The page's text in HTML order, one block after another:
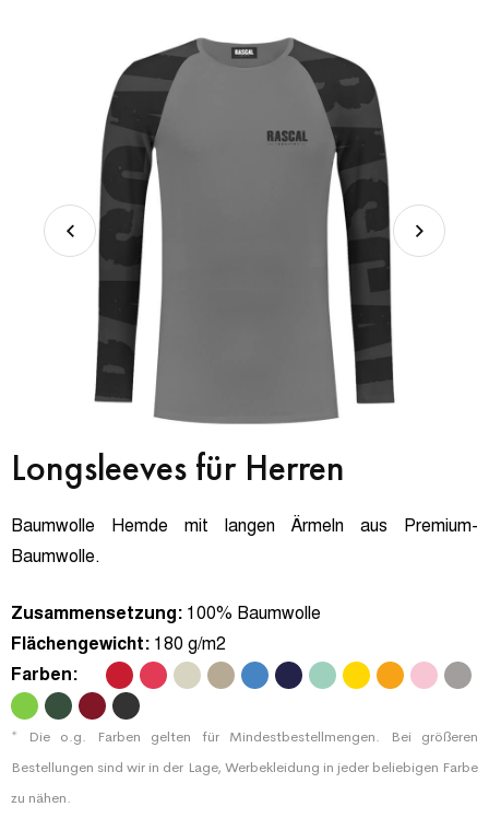
Longsleeves für Herren
Baumwolle Hemde mit langen Ärmeln aus Premium-
Baumwolle.
Zusammensetzung: 100% Baumwolle
Flächengewicht: 180 g/m2
Farben:
* Die o.g. Farben gelten für Mindestbestellmengen. Bei größeren
Bestellungen sind wir in der Lage, Werbekleidung in jeder beliebigen Farbe
zu nähen.